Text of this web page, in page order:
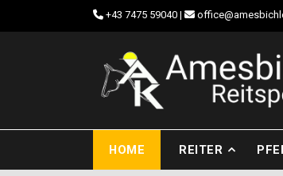
+43 7475 59040 |
HOME REITER